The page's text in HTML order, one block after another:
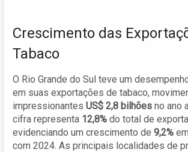
Crescimento das
Tabaco
O Rio Grande do Sul teve um
em suas exportações de tabaco,
impressionantes US$ 2,8 bilhões no ano
cifra representa 12,8% do total de
evidenciando um crescimento de 9,2%
com 2024. As principais localidades de